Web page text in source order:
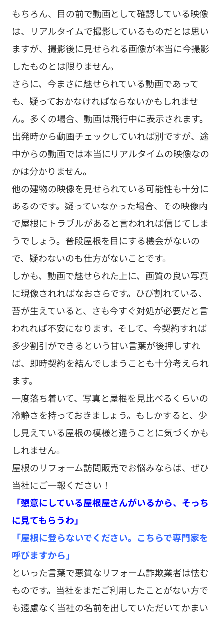
もちろん、目の前で動画として確認している映像
は、リアルタイムで撮影しているものだとは思い
ますが、撮影後に見せられる画像が本当に今撮影
したものとは限りません。
さらに、今まさに魅せられている動画であって
も、疑っておかなければならないかもしれませ
ん。多くの場合、動画は飛行中に表示されます。
出発時から動画チェックしていれば別ですが、途
中からの動画では本当にリアルタイムの映像なの
かは分かりません。
他の建物の映像を見せられている可能性も十分に
あるのです。疑っていなかった場合、その映像内
で屋根にトラブルがあると言われれば信じてしま
うでしょう。普段屋根を目にする機会がないの
で、疑わないのも仕方がないことです。
しかも、動画で魅せられた上に、画質の良い写真
に現像されればなおさらです。ひび割れている、
苔が生えていると、さも今すぐ対処が必要だと言
われれば不安になります。そして、今契約すれば
多少割引ができるという甘い言葉が後押しすれ
ば、即時契約を結んでしまうことも十分考えられ
ます。
一度落ち着いて、写真と屋根を見比べるくらいの
冷静さを持っておきましょう。もしかすると、少
し見えている屋根の模様と違うことに気づくかも
しれません。
屋根のリフォーム訪問販売でお悩みならば、ぜひ
当社にご一報ください！
「懇意にしている屋根屋さんがいるから、そっち
に見てもらうわ」
「屋根に登らないでください。こちらで専門家を
呼びますから」
といった言葉で悪質なリフォーム詐欺業者は怯む
ものです。当社をまだご利用したことがない方で
も遠慮なく当社の名前を出していただいてかまい